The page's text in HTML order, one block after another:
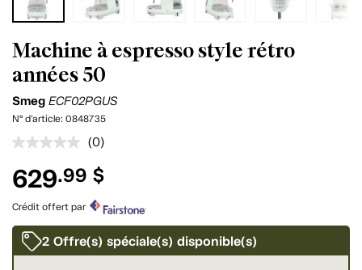
Machine à espresso style rétro
années 50
Smeg ECF02PGUS
N° d'article: 0848735
Aucune
pour
ce
produit.
Lien
vers
la
même
(0)
629.99 $
Crédit offert par
2 Offre(s) spéciale(s) disponible(s)